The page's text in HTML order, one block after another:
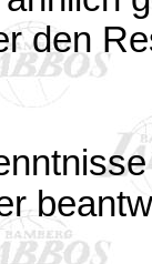
den